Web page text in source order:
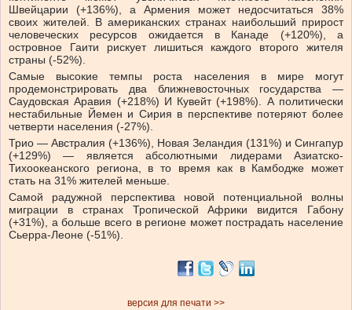
Швейцарии (+136%), а Армения может недосчитаться 38%
своих жителей. В американских странах наибольший прирост
человеческих ресурсов ожидается в Канаде (+120%), а
островное Гаити рискует лишиться каждого второго жителя
страны (-52%).
Самые высокие темпы роста населения в мире могут
продемонстрировать два ближневосточных государства —
Саудовская Аравия (+218%) И Кувейт (+198%). А политически
нестабильные Йемен и Сирия в перспективе потеряют более
четверти населения (-27%).
Трио — Австралия (+136%), Новая Зеландия (131%) и Сингапур
(+129%) — является абсолютными лидерами Азиатско-
Тихоокеанского региона, в то время как в Камбодже может
стать на 31% жителей меньше.
Самой радужной перспектива новой потенциальной волны
миграции в странах Тропической Африки видится Габону
(+31%), а больше всего в регионе может пострадать население
Сьерра-Леоне (-51%).
версия для печати >>